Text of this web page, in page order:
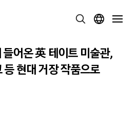
어온 英 테이트 미술관,
등 현대 거장 작품으로